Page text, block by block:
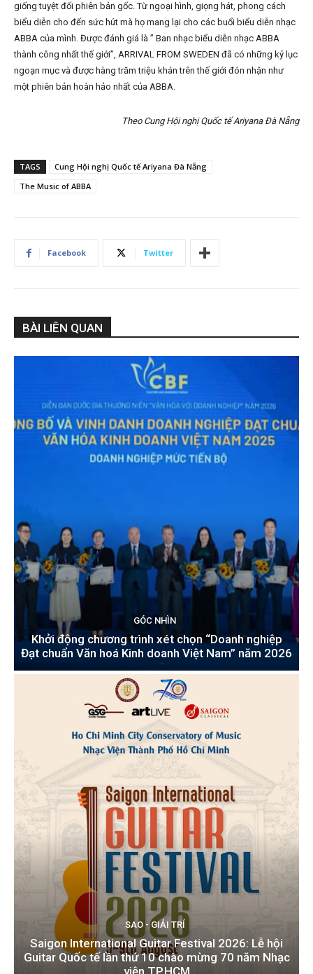
giống tuyệt đối phiên bản gốc. Từ ngoại hình, giọng hát, phong cách
biểu diễn cho đến sức hút mà họ mang lại cho các buổi biểu diễn nhạc
ABBA của mình. Được đánh giá là ” Ban nhạc biểu diễn nhạc ABBA
thành công nhất thế giới”, ARRIVAL FROM SWEDEN đã có những kỷ lục
ngoạn mục và được hàng trăm triệu khán trên thế giới đón nhận như
một phiên bản hoàn hảo nhất của ABBA.
Theo Cung Hội nghị Quốc tế Ariyana Đà Nẵng
TAGS
Cung Hội nghị Quốc tế Ariyana Đà Nẵng
The Music of ABBA
Facebook Twitter
BÀI LIÊN QUAN
GÓC NHÌN
Khởi động chương trình xét chọn “Doanh nghiệp
Đạt chuẩn Văn hoá Kinh doanh Việt Nam” năm 2026
SAO - GIẢI TRÍ
Saigon International Guitar Festival 2026: Lễ hội
Guitar Quốc tế lần thứ 10 chào mừng 70 năm Nhạc
viện TP.HCM